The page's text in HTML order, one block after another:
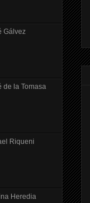
Gálvez
de la Tomasa
Riqueni
Heredia